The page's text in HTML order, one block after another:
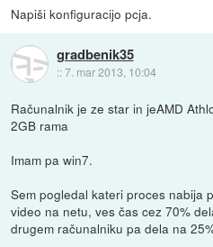
Napiši konfiguracijo pcja.
gradbenik35
::7. mar 2013, 10:04
Računalnik je ze star in jeAMD
2GB rama
Imam pa win7.
Sem pogledal kateri proces nabija
video na netu, ves čas cez 70%
drugem računalniku pa dela na